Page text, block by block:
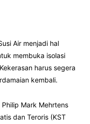
Air menjadi hal
membuka isolasi
harus segera
kembali.
Mark Mehrtens
dan Teroris (KST